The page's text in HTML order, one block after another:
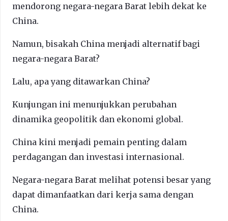
mendorong negara-negara Barat lebih dekat ke
China.
Namun, bisakah China menjadi alternatif bagi
negara-negara Barat?
Lalu, apa yang ditawarkan China?
Kunjungan ini menunjukkan perubahan
dinamika geopolitik dan ekonomi global.
China kini menjadi pemain penting dalam
perdagangan dan investasi internasional.
Negara-negara Barat melihat potensi besar yang
dapat dimanfaatkan dari kerja sama dengan
China.